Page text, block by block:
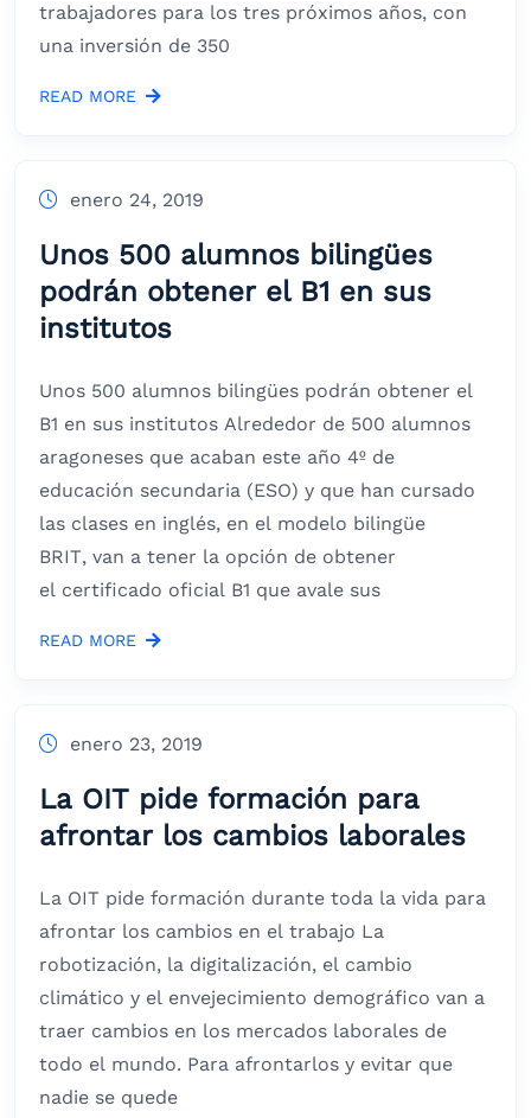
trabajadores para los tres próximos años, con
una inversión de 350
READ MORE
enero 24, 2019
Unos 500 alumnos bilingües
podrán obtener el B1 en sus
institutos
Unos 500 alumnos bilingües podrán obtener el
B1 en sus institutos Alrededor de 500 alumnos
aragoneses que acaban este año 4º de
educación secundaria (ESO) y que han cursado
las clases en inglés, en el modelo bilingüe
BRIT, van a tener la opción de obtener
el certificado oficial B1 que avale sus
READ MORE
enero 23, 2019
La OIT pide formación para
afrontar los cambios laborales
La OIT pide formación durante toda la vida para
afrontar los cambios en el trabajo La
robotización, la digitalización, el cambio
climático y el envejecimiento demográfico van a
traer cambios en los mercados laborales de
todo el mundo. Para afrontarlos y evitar que
nadie se quede